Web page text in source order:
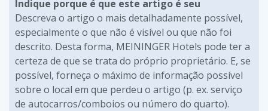
Indique porque é que este artigo é seu
Descreva o artigo o mais detalhadamente possível,
especialmente o que não é visível ou que não foi
descrito. Desta forma, MEININGER Hotels pode ter a
certeza de que se trata do próprio proprietário. E, se
possível, forneça o máximo de informação possível
sobre o local em que perdeu o artigo (p. ex. serviço
de autocarros/comboios ou número do quarto).